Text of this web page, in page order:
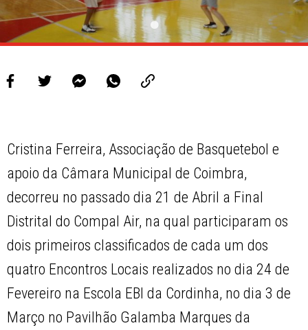
Cristina Ferreira, Associação de Basquetebol e
apoio da Câmara Municipal de Coimbra,
decorreu no passado dia 21 de Abril a Final
Distrital do Compal Air, na qual participaram os
dois primeiros classificados de cada um dos
quatro Encontros Locais realizados no dia 24 de
Fevereiro na Escola EBI da Cordinha, no dia 3 de
Março no Pavilhão Galamba Marques da